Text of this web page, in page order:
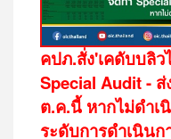
คปภ.สั่ง'เคดับบลิ
Special Audit - ส่
ต.ค.นี้ หากไม่ดำเ
ระดับการดำเนิน